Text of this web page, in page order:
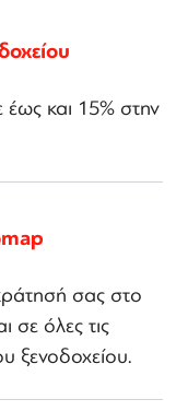
έως και 15% στην
σας στο
σε όλες τις
ξενοδοχείου.